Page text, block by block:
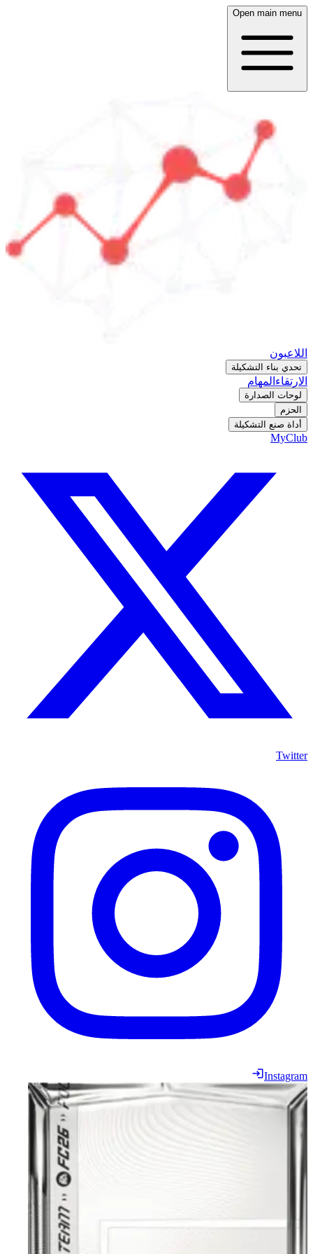
Open main menu
اللاعبون
تحدي بناء التشكيلة
الارتقاء المهام
لوحات الصدارة
الحزم
أداة صنع التشكيلة
MyClub
Twitter
Instagram